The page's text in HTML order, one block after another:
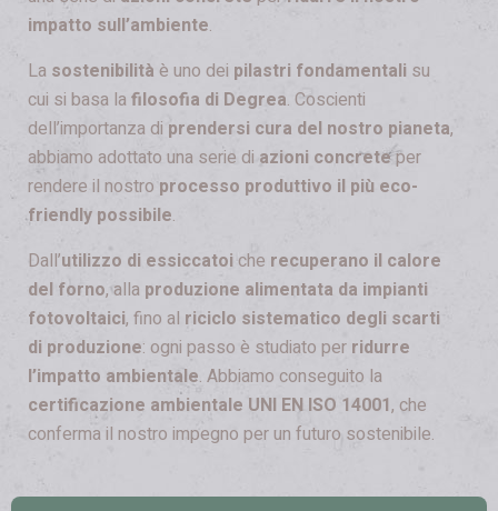
impatto sull’ambiente.
La sostenibilità è uno dei pilastri fondamentali su
cui si basa la filosofia di Degrea. Coscienti
dell’importanza di prendersi cura del nostro pianeta,
abbiamo adottato una serie di azioni concreteper
rendere il nostro processo produttivo il più eco-
friendly possibile.
Dall’utilizzo di essiccatoiche recuperano il calore
del forno, alla produzione alimentata da impianti
fotovoltaici, fino al riciclo sistematico degli scarti
di produzione: ogni passo è studiato per ridurre
l’impatto ambientale. Abbiamo conseguito la
certificazione ambientale UNI EN ISO 14001, che
conferma il nostro impegno per un futuro sostenibile.